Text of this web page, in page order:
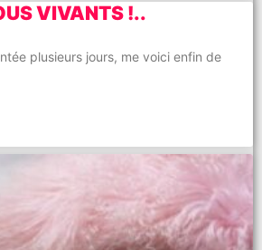
VIVANTS !..
plusieurs jours, me voici enfin de